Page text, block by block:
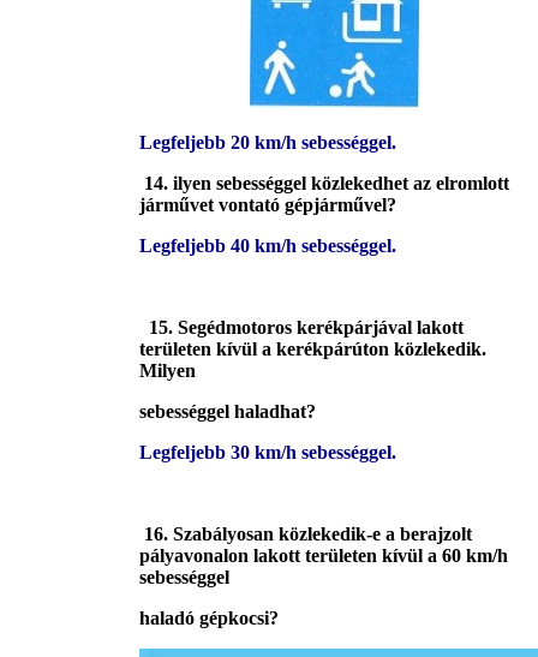
Legfeljebb 20 km/h sebességgel.
14. ilyen sebességgel közlekedhet az elromlott
járművet vontató gépjárművel?
Legfeljebb 40 km/h sebességgel.
15. Segédmotoros kerékpárjával lakott
területen kívül a kerékpárúton közlekedik.
Milyen
sebességgel haladhat?
Legfeljebb 30 km/h sebességgel.
16. Szabályosan közlekedik-e a berajzolt
pályavonalon lakott területen kívül a 60 km/h
sebességgel
haladó gépkocsi?